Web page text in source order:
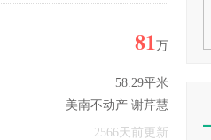
81万
58.29平米
美南不动产 谢芹慧
2566天前更新